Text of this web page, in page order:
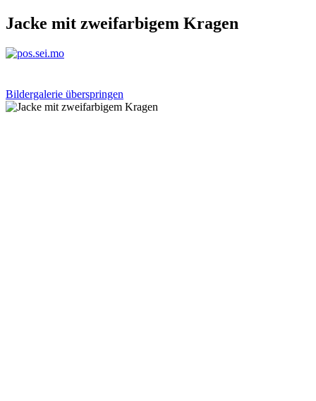
Jacke mit zweifarbigem Kragen
Bildergalerie überspringen